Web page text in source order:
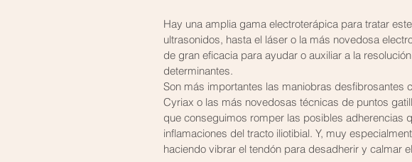
Hay una amplia gama electroterápica para tratar
ultrasonidos, hasta el láser o la más novedosa
de gran eficacia para ayudar o auxiliar a la
determinantes.
Son más importantes las maniobras desfibrosantes
Cyriax o las más novedosas técnicas de puntos
que conseguimos romper las posibles adherencias
inflamaciones del tracto iliotibial. Y, muy
haciendo vibrar el tendón para desadherir y calmar